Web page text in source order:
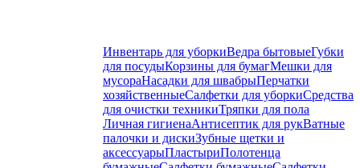
Инвентарь для уборкиВедра бытовыеГубки
для посудыКорзины для бумагМешки для
мусораНасадки для швабрыПерчатки
хозяйственныеСалфетки для уборкиСредства
для очистки техникиТряпки для пола
Личная гигиенаАнтисептик для рукВатные
палочки и дискиЗубные щетки и
аксессуарыПластыриПолотенца